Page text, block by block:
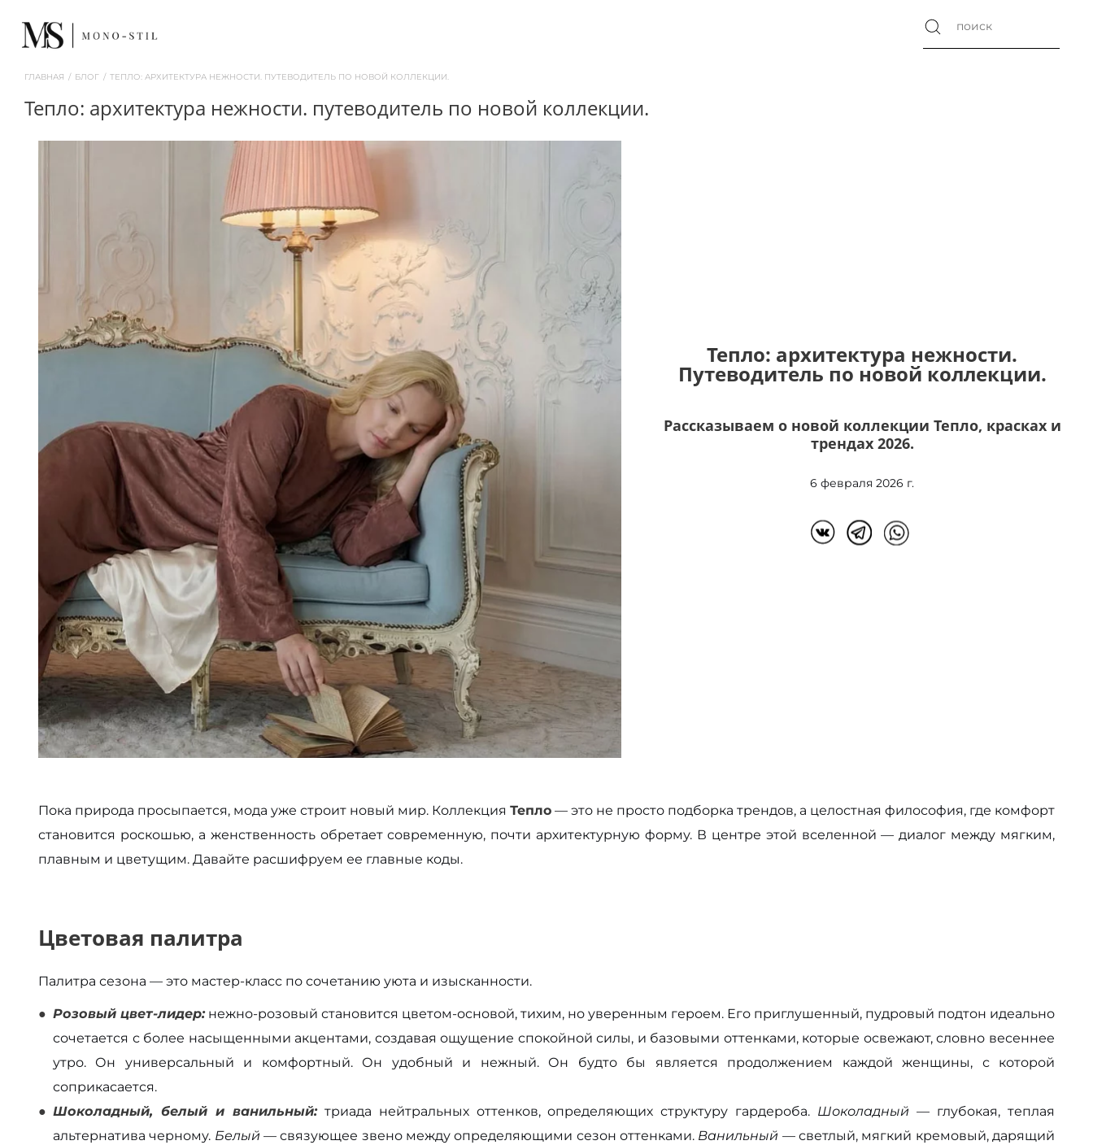
ГЛАВНАЯ / БЛОГ / ТЕПЛО: АРХИТЕКТУРА НЕЖНОСТИ. ПУТЕВОДИТЕЛЬ ПО НОВОЙ КОЛЛЕКЦИИ.
тепло: архитектура нежности. путеводитель по новой коллекции.
Тепло: архитектура нежности.
Путеводитель по новой коллекции.
Рассказываем о новой коллекции Тепло, красках и
трендах 2026.
6 февраля 2026 г.
Пока природа просыпается, мода уже строит новый мир. Коллекция Тепло — это не просто подборка трендов, а целостная философия, где комфорт
становится роскошью, а женственность обретает современную, почти архитектурную форму. В центре этой вселенной — диалог между мягким,
плавным и цветущим. Давайте расшифруем ее главные коды.
Цветовая палитра
Палитра сезона — это мастер-класс по сочетанию уюта и изысканности.
Розовый цвет-лидер: нежно-розовый становится цветом-основой, тихим, но уверенным героем. Его приглушенный, пудровый подтон идеально
сочетается с более насыщенными акцентами, создавая ощущение спокойной силы, и базовыми оттенками, которые освежают, словно весеннее
утро. Он универсальный и комфортный. Он удобный и нежный. Он будто бы является продолжением каждой женщины, с которой
соприкасается.
Шоколадный, белый и ванильный: триада нейтральных оттенков, определяющих структуру гардероба. Шоколадный — глубокая, теплая
альтернатива черному. Белый — связующее звено между определяющими сезон оттенками. Ванильный — светлый, мягкий кремовый, дарящий